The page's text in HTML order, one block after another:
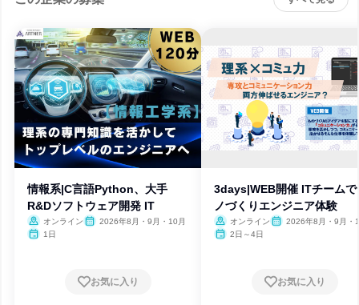
情報系|C言語Python、大手
R&Dソフトウェア開発 IT
オンライン
2026年8月・9月・10月
1日
お気に入り
3days|WEB開催 ITチームで
ノづくりエンジニア体験
オンライン
2026年8月・9月・
2日～4日
お気に入り